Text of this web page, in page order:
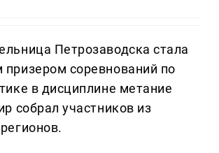
Петрозаводска стала
соревнований по
в дисциплине метание
собрал участников из